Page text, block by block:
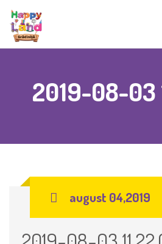
2019-08-03
august 04,2019